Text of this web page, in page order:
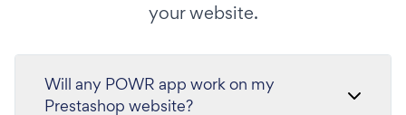
your website.
Will any POWR app work on my
Prestashop website?